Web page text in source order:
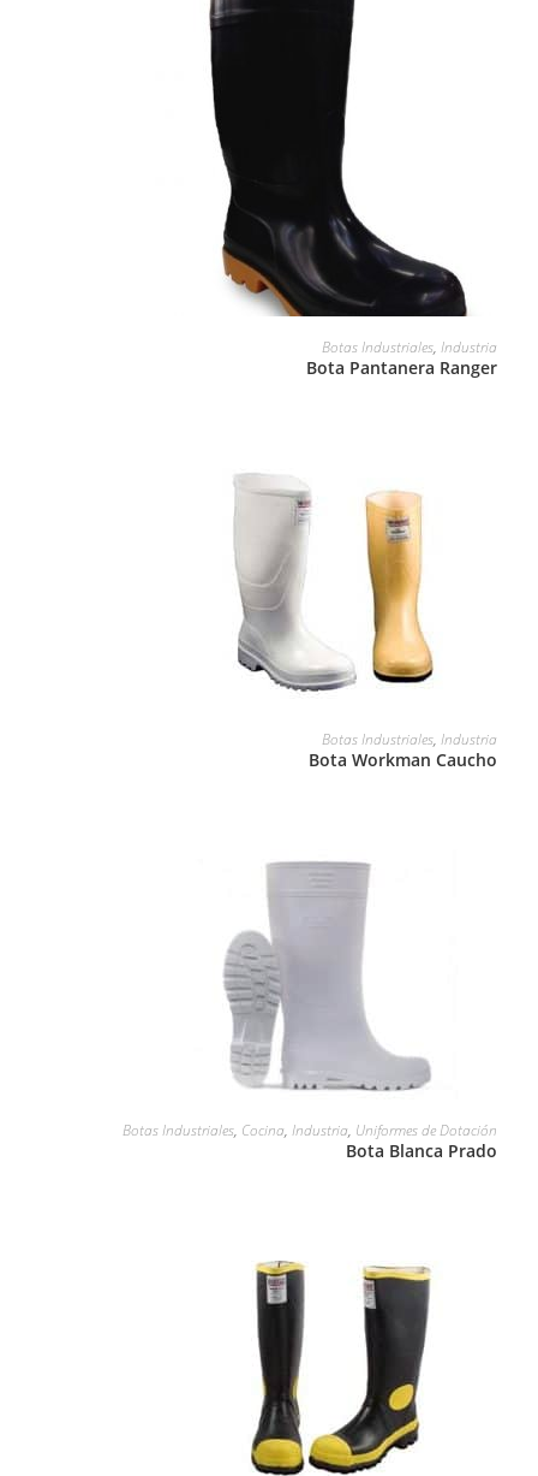
Botas Industriales,Industria
Bota Pantanera Ranger
Botas Industriales,Industria
Bota Workman Caucho
LEER MÁS
Botas Industriales, Cocina,Industria, Uniformes de Dotación
Bota Blanca Prado